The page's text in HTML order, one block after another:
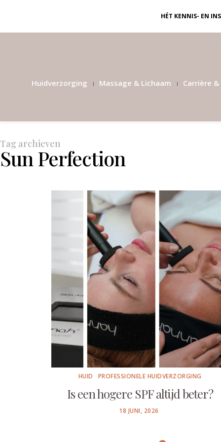
HÉT KENNIS- EN
Huidverzorging Massage & Lichaam Carrière
Tag archieven
Sun Perfection
HUID PROFESSIONELE HUIDVERZORGING
Is een hogere SPF altijd beter?
POSTED
18 JUNI, 2026